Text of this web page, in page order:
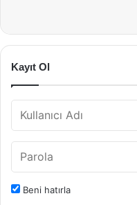
Kayıt Ol
Beni hatırla